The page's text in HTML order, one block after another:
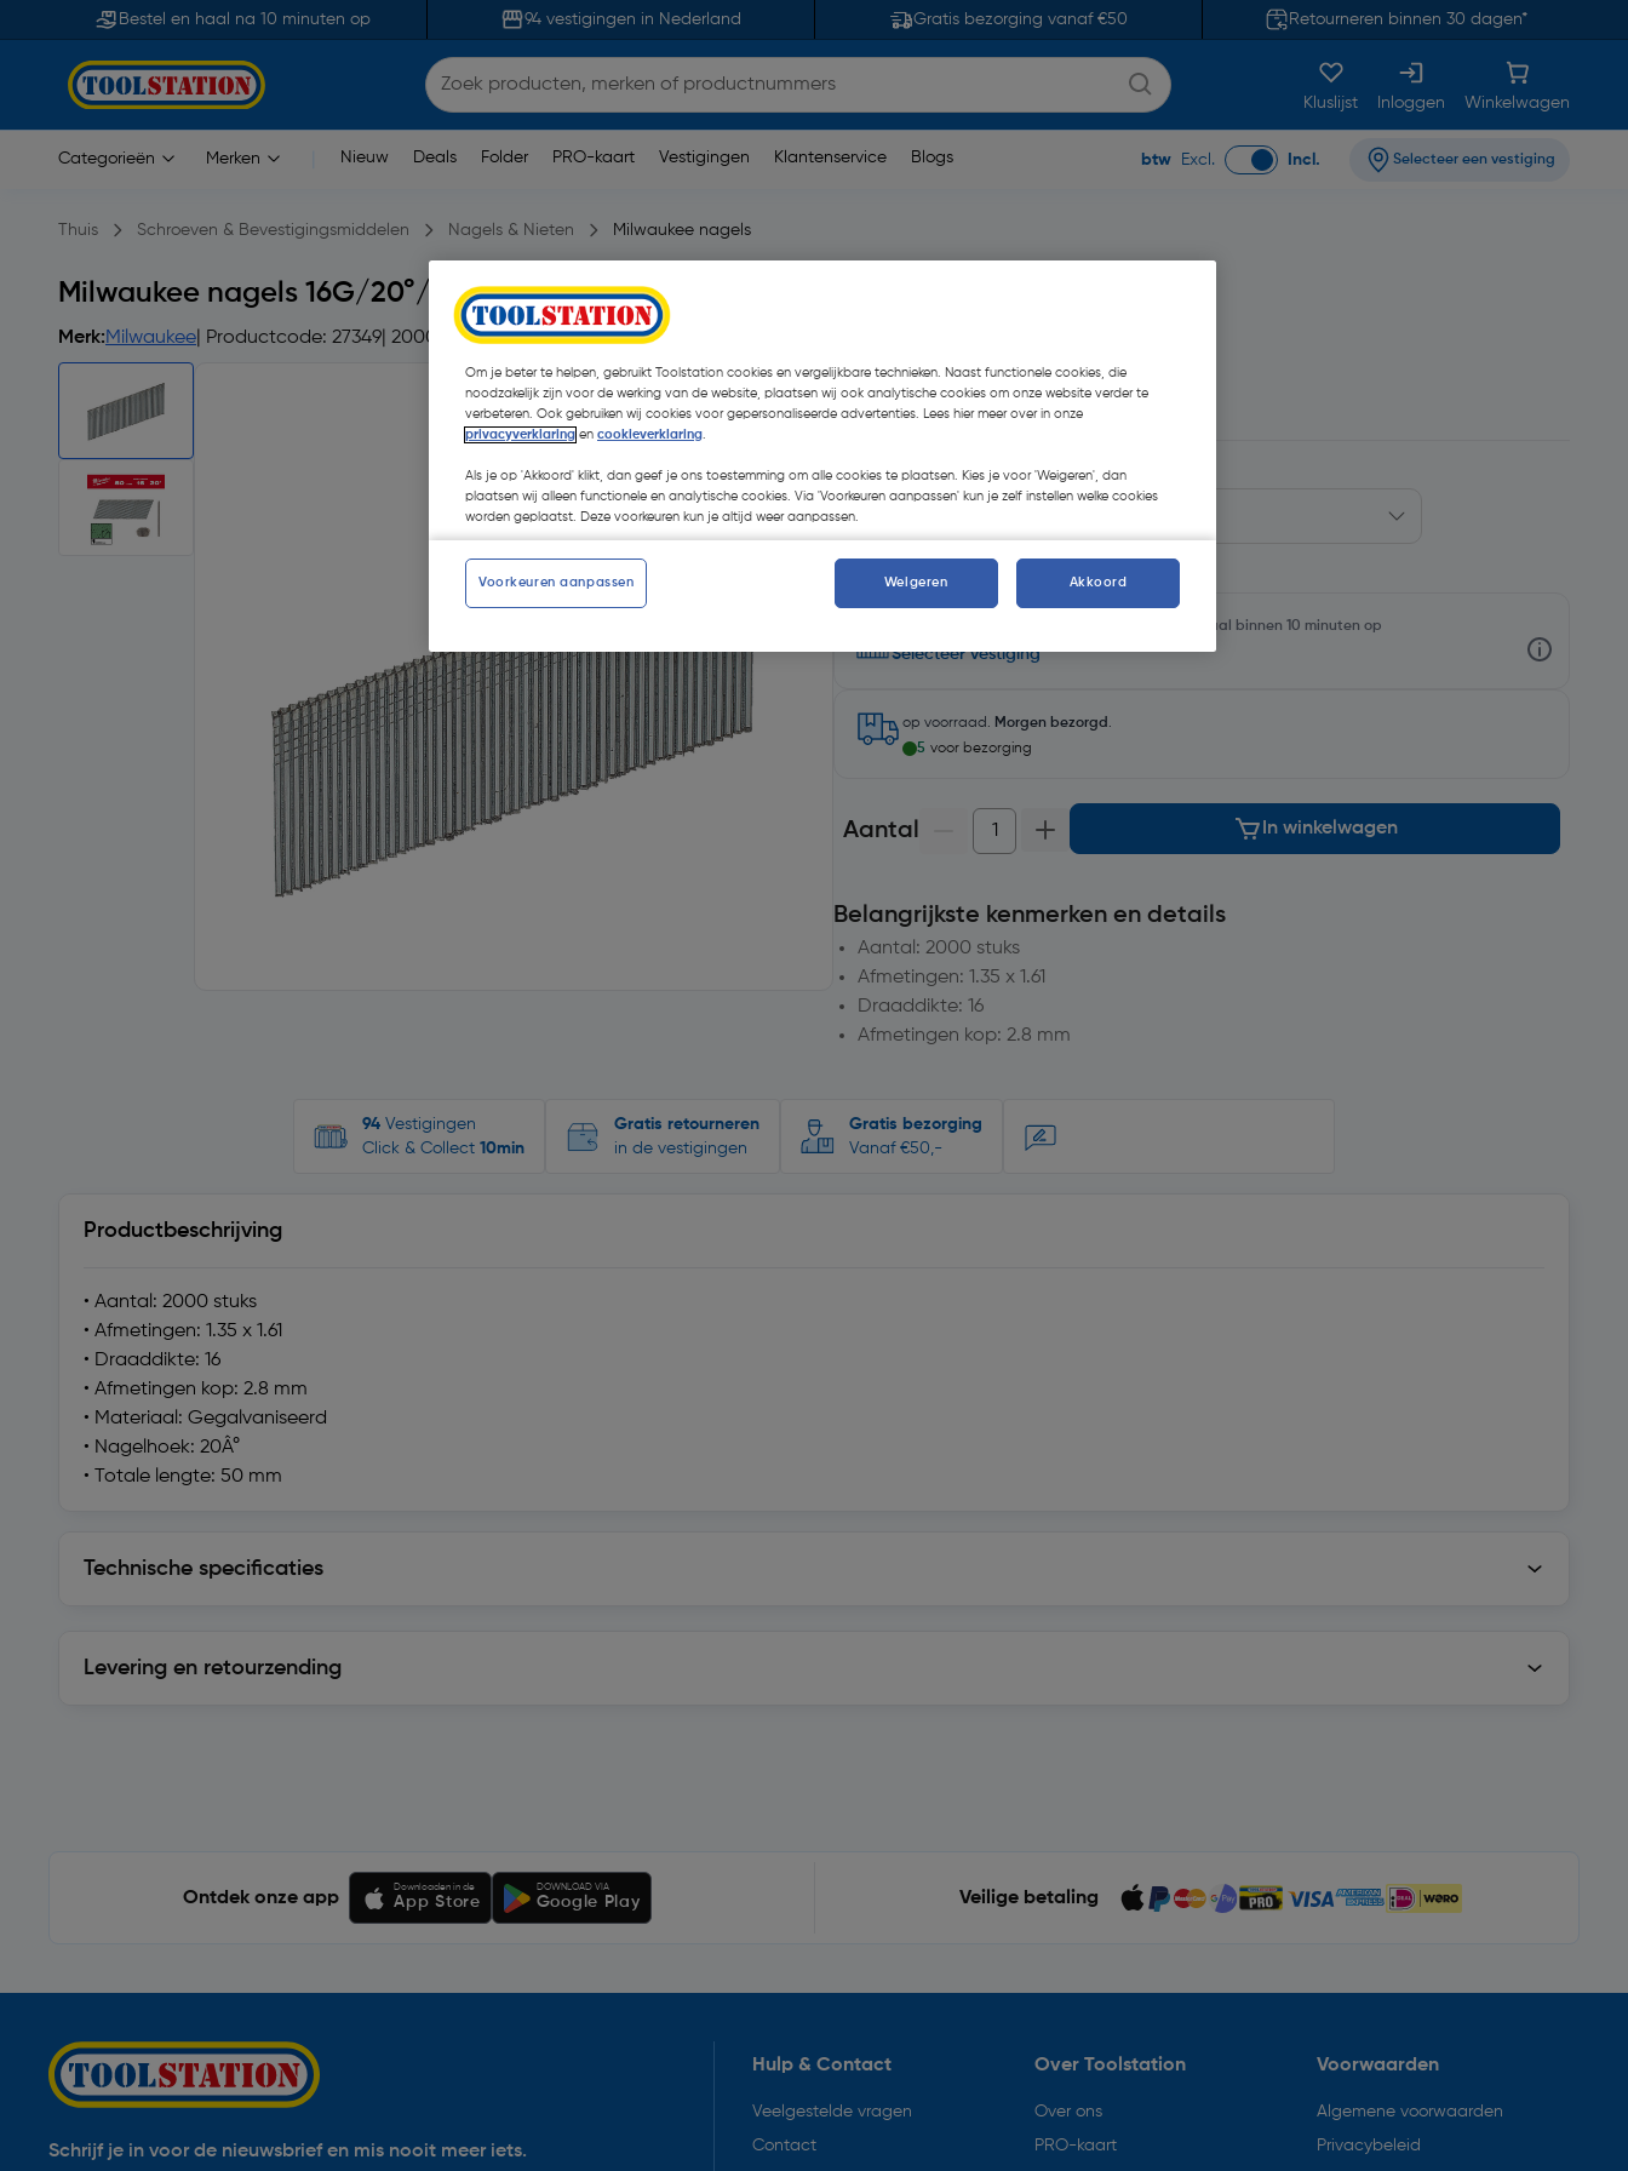
Bestel en haal na 10 minuten op 94 vestigingen in Nederland Gratis bezorging vanaf €50 Retourneren binnen 30 dagen*
Kluslijst Inloggen Winkelwagen
Categorieën Merken Nieuw Deals Folder PRO-kaart Vestigingen Klantenservice Blogs btw Excl. Incl. Selecteer een vestiging
Thuis Schroeven & Bevestigingsmiddelen Nagels & Nieten Milwaukee nagels
Milwaukee nagels 16G/20°/50mm/G/SC1
Merk:Milwaukee | Productcode: 27349 | 2000 Stuks
€ 34,95| Excl. btw € 28,88
Kies productvariant(1)
Selecteer winkel - Bekijk voorraadniveaus en haal binnen 10 minuten op
Selecteer vestiging
op voorraad. Morgen bezorgd .
5 voor bezorging
Aantal In winkelwagen
Belangrijkste kenmerken en details
Aantal: 2000 stuks
Afmetingen: 1.35 x 1.61
Draaddikte: 16
Afmetingen kop: 2.8 mm
94 Vestigingen
Click & Collect 10min
Gratis retourneren
in de vestigingen
Gratis bezorging
Vanaf €50,-
Productbeschrijving
• Aantal: 2000 stuks
• Afmetingen: 1.35 x 1.61
• Draaddikte: 16
• Afmetingen kop: 2.8 mm
• Materiaal: Gegalvaniseerd
• Nagelhoek: 20Â°
• Totale lengte: 50 mm
Technische specificaties
Levering en retourzending
Ontdek onze app
Downloaden in de
App Store
DOWNLOAD VIA
Google Play Veilige betaling
Schrijf je in voor de nieuwsbrief en mis nooit meer iets.
Hulp & Contact
Veelgestelde vragen
Contact
Over Toolstation
Over ons
PRO-kaart
Voorwaarden
Algemene voorwaarden
Privacybeleid
Om je beter te helpen, gebruikt Toolstation cookies en vergelijkbare technieken. Naast functionele cookies, die
noodzakelijk zijn voor de werking van de website, plaatsen wij ook analytische cookies om onze website verder te
verbeteren. Ook gebruiken wij cookies voor gepersonaliseerde advertenties. Lees hier meer over in onze
privacyverklaring en cookieverklaring.
Als je op 'Akkoord' klikt, dan geef je ons toestemming om alle cookies te plaatsen. Kies je voor 'Weigeren', dan
plaatsen wij alleen functionele en analytische cookies. Via 'Voorkeuren aanpassen' kun je zelf instellen welke cookies
worden geplaatst. Deze voorkeuren kun je altijd weer aanpassen.
Voorkeuren aanpassen Weigeren Akkoord